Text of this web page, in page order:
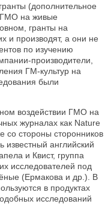
(дополнительное
ГМО на живые
гранты на
и производят, а они не
по изучению
производители,
ГМ-культур на
были
воздействии ГМО на
журналах как Nature
со стороны сторонников
известный английский
и Квист, группа
исследователей под
(Ермакова и др.). В
в продуктах
исследований